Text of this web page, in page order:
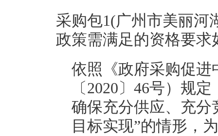
采购包1(广州市美丽河
政策需满足的资格要求
依照《政府采购促
〔2020〕46号）规
确保充分供应、充
目标实现”的情形，